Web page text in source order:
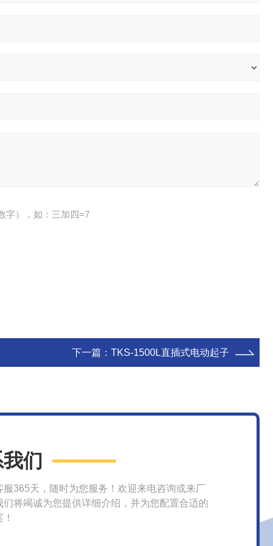
字），如：三加四=7
下一篇： TKS-1500L直插式电动起子
们
服365天，随时为您服务！欢迎来电咨询或来厂
们将竭诚为您提供详细介绍，并为您配置合适的